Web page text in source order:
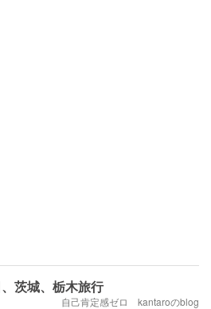
茨城、栃木旅行
自己肯定感ゼロ kantaroのblog